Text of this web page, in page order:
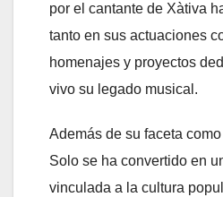
por el cantante de Xàtiva
tanto en sus actuaciones
homenajes y proyectos
vivo su legado musical.
Además de su faceta
Solo se ha convertido en
vinculada a la cultura